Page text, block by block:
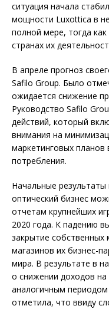
ситуация начала
мощности Luxottica в
полной мере, тогда
странах их
В апреле прогноз
Safilo Group. Было
ожидается снижение
Руководство Safilo
действий, который
внимания на
маркетинговых
потребления.
Начальные
оптический бизнес
отчетам крупнейших
2020 года. К падению
закрытие собственных
магазинов их бизнес-
мира. В результате в
о снижении доходов на
аналогичным
отметила, что ввиду